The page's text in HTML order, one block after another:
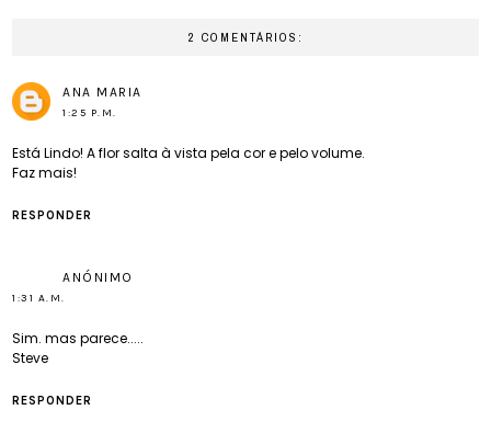
2 COMENTÁRIOS:
ANA MARIA
1:25 P.M.
Está Lindo! A flor salta à vista pela cor e pelo volume.
Faz mais!
RESPONDER
ANÓNIMO
1:31 A.M.
Sim. mas parece.....
Steve
RESPONDER